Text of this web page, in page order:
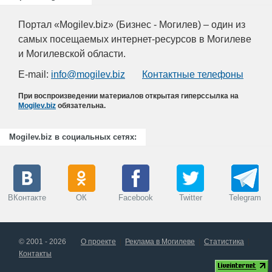
Портал «Mogilev.biz» (Бизнес - Могилев) – один из
самых посещаемых интернет-ресурсов в Могилеве
и Могилевской области.
E-mail: info@mogilev.biz Контактные телефоны
При воспроизведении материалов открытая гиперссылка на
Mogilev.biz обязательна.
Mogilev.biz в социальных сетях:
ВКонтакте ОК Facebook Twitter Telegram
© 2001 - 2026 О проекте Реклама в Могилеве
Статистика
Контакты